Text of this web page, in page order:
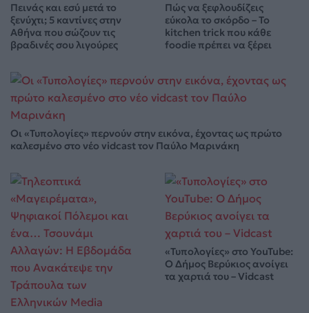
Πεινάς και εσύ μετά το
ξενύχτι; 5 καντίνες στην
Αθήνα που σώζουν τις
βραδινές σου λιγούρες
Πώς να ξεφλουδίζεις
εύκολα το σκόρδο – Το
kitchen trick που κάθε
foodie πρέπει να ξέρει
Οι «Τυπολογίες» περνούν στην εικόνα, έχοντας ως πρώτο
καλεσμένο στο νέο vidcast τον Παύλο Μαρινάκη
«Τυπολογίες» στο YouTube:
Ο Δήμος Βερύκιος ανοίγει
τα χαρτιά του – Vidcast